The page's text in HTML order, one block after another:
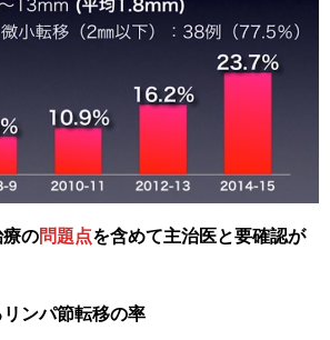
療の問題点を含めて主治医と要確認が
ンパ節転移の率